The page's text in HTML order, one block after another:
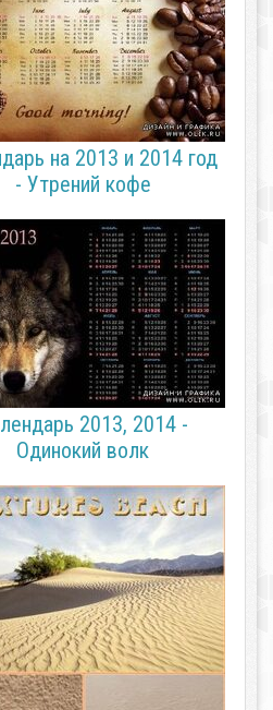
на 2013 и 2014 год
- Утрений кофе
2013, 2014 -
Одинокий волк